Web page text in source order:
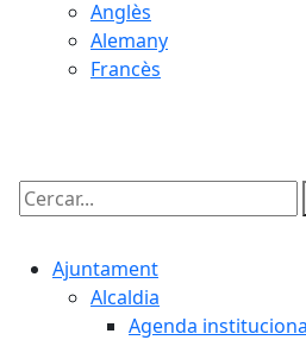
Anglès
Alemany
Francès
Cercar:
Ajuntament
Alcaldia
Agenda